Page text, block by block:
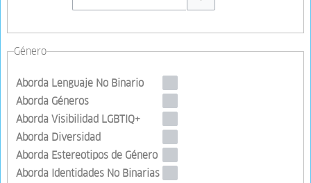
Género
Aborda Lenguaje No Binario
Aborda Géneros
Aborda Visibilidad LGBTIQ+
Aborda Diversidad
Aborda Estereotipos de Género
Aborda Identidades No Binarias